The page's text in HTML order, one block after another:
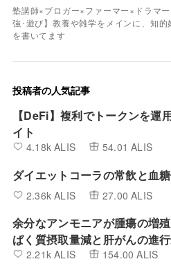
塾講師×ブロガー×ファーマー×ドラマ
強･遊び】教養や雑学をメインに、知
を書いてます
投稿者の人気記事
【DeFi】複利でトークンを運
イト
4.18k ALIS 54.01 ALIS
ダイエットコーラの常飲と血
2.36k ALIS 27.00 ALIS
余分なアンモニアが腫瘍の増
ぱく質摂取量減と肝がんの進
2.21k ALIS 154.00 ALIS